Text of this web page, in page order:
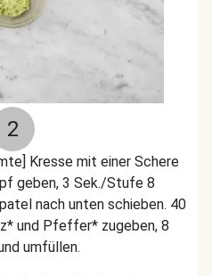
2
Kresse mit einer Schere
geben, 3 Sek./Stufe 8
nach unten schieben. 40
und Pfeffer* zugeben, 8
umfüllen.